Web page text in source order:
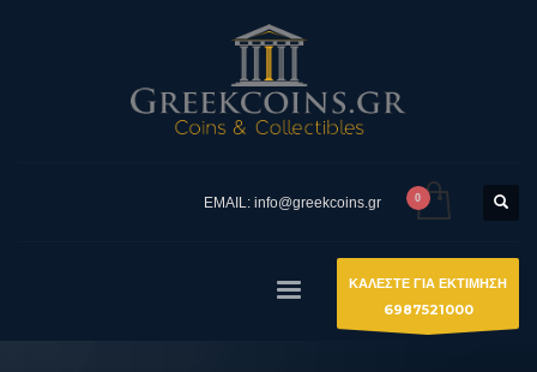
EMAIL: info@greekcoins.gr
ΚΑΛΕΣΤΕ ΓΙΑ ΕΚΤΙΜΗΣΗ
6987521000